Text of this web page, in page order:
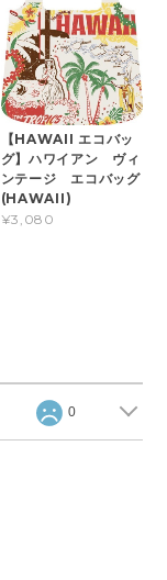
【HAWAII エコバッ
グ】ハワイアン ヴィ
ンテージ エコバッグ
(HAWAII)
¥3,080
0